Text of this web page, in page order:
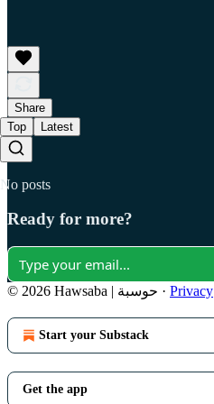
Share
Top
Latest
No posts
Ready for more?
© 2026 Hawsaba | حوسبة · Privacy
Start your Substack
Get the app